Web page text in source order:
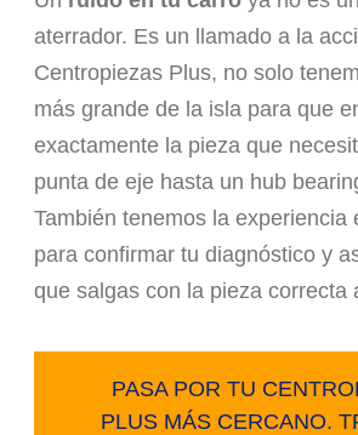
aterrador. Es un llamado a la
Centropiezas Plus, no solo
más grande de la isla para que
exactamente la pieza que
punta de eje hasta un hub
También tenemos la experiencia
para confirmar tu diagnóstico y
que salgas con la pieza correcta
PASA POR TU
PLUS MÁS CERCANO.